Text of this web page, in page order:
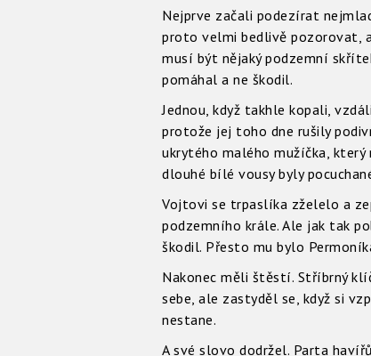
Nejprve začali podezírat
proto velmi bedlivě pozorovat,
musí být nějaký podzemní
pomáhal a ne škodil.
Jednou, když takhle kopali,
protože jej toho dne rušily
ukrytého malého mužíčka,
dlouhé bílé vousy byly
Vojtovi se trpaslíka zželelo a
podzemního krále. Ale jak tak
škodil. Přesto mu bylo
Nakonec měli štěstí. Stříbrný
sebe, ale zastyděl se, když si
nestane.
A své slovo dodržel. Parta